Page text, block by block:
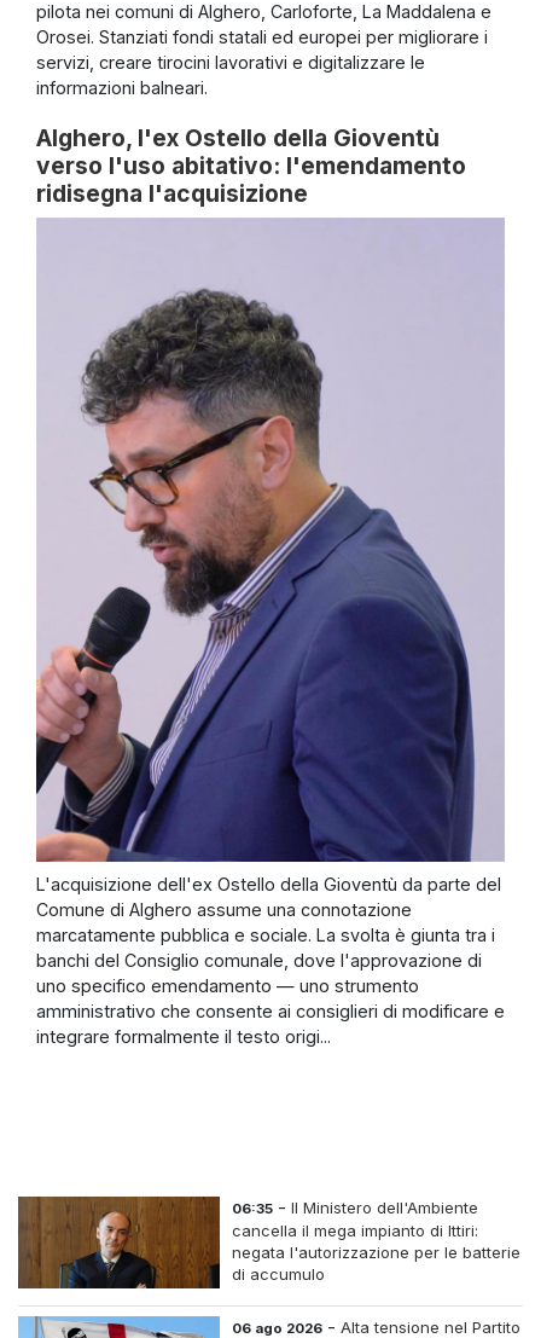
pilota nei comuni di Alghero, Carloforte, La Maddalena e
Orosei. Stanziati fondi statali ed europei per migliorare i
servizi, creare tirocini lavorativi e digitalizzare le
informazioni balneari.
Alghero, l'ex Ostello della Gioventù
verso l'uso abitativo: l'emendamento
ridisegna l'acquisizione
L'acquisizione dell'ex Ostello della Gioventù da parte del
Comune di Alghero assume una connotazione
marcatamente pubblica e sociale. La svolta è giunta tra i
banchi del Consiglio comunale, dove l'approvazione di
uno specifico emendamento — uno strumento
amministrativo che consente ai consiglieri di modificare e
integrare formalmente il testo origi...
06:35 -Il Ministero dell'Ambiente
cancella il mega impianto di Ittiri:
negata l'autorizzazione per le batterie
di accumulo
06 ago 2026 -Alta tensione nel Partito